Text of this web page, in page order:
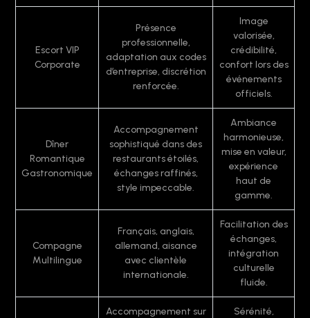
Escort VIP
Corporate
Présence
professionnelle,
adaptation aux codes
d’entreprise, discrétion
renforcée.
Image
valorisée,
crédibilité,
confort lors des
événements
officiels.
Dîner
Romantique
Gastronomique
Accompagnement
sophistiqué dans des
restaurants étoilés,
échanges raffinés,
style impeccable.
Ambiance
harmonieuse,
mise en valeur,
expérience
haut de
gamme.
Compagne
Multilingue
Français, anglais,
allemand, aisance
avec clientèle
internationale.
Facilitation des
échanges,
intégration
culturelle
fluide.
Accompagnement sur
Sérénité,